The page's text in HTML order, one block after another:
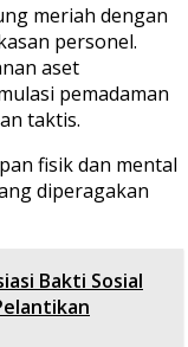
meriah dengan
personel.
aset
pemadaman
taktis.
fisik dan mental
diperagakan
Bakti Sosial